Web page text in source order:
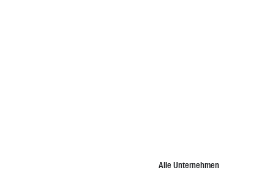
Alle Unternehmen